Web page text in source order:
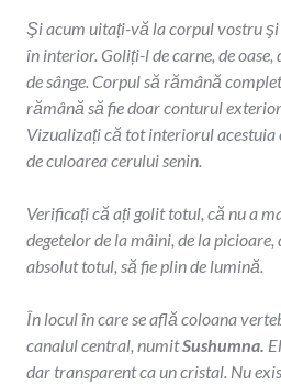
Şi acum uitați-vă la corpul vostru şi
în interior. Goliți-l de carne, de
de sânge. Corpul să rămână
rămână să fie doar conturul
Vizualizați că tot interiorul
de culoarea cerului senin.
Verificați că ați golit totul, că nu a
degetelor de la mâini, de la
absolut totul, să fie plin de lumină.
În locul în care se află coloana
canalul central, numitSushumna.
dar transparent ca un cristal. Nu